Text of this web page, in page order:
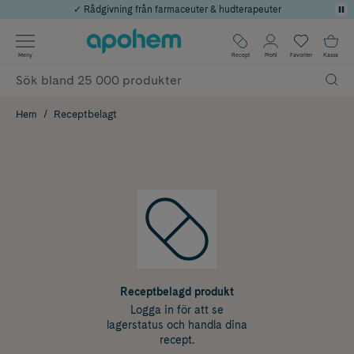
Årets Butik 2025 inom Skönhet
Använd kod: SOMMAR20 för 20% över 649kr
✓ Rådgivning från farmaceuter & hudterapeuter
✓ Poäng på alla köp*
Meny Recept Profil Favoriter Kassa
Hem Receptbelagt
Receptbelagd produkt
Logga in för att se
lagerstatus och handla dina
recept.